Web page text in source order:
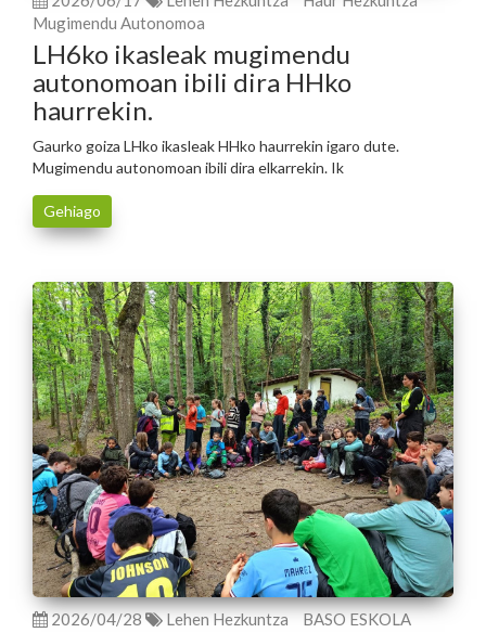
Mugimendu Autonomoa
LH6ko ikasleak mugimendu
autonomoan ibili dira HHko
haurrekin.
Gaurko goiza LHko ikasleak HHko haurrekin igaro dute.
Mugimendu autonomoan ibili dira elkarrekin. Ik
Gehiago
2026/04/28 Lehen Hezkuntza BASO ESKOLA